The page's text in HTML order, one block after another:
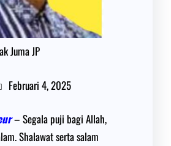
Juma JP
Februari 4, 2025
– Segala puji bagi Allah,
Shalawat serta salam